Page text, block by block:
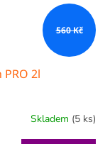
560 Kč
2l
Skladem (5 ks)